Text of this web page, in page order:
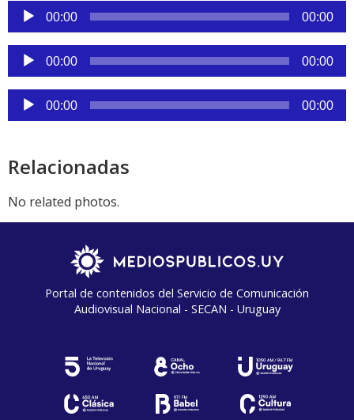
Reproductor
de
audio
00:00 00:00
Reproductor
de
audio
00:00 00:00
Reproductor
de
00:00 00:00
Relacionadas
No related photos.
Portal de contenidos del Servicio de Comunicación
Audiovisual Nacional - SECAN - Uruguay